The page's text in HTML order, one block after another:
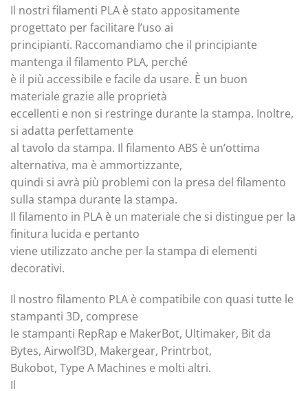
Il nostri filamenti PLA è stato appositamente
progettato per facilitare l’uso ai
principianti. Raccomandiamo che il principiante
mantenga il filamento PLA, perché
è il più accessibile e facile da usare. È un buon
materiale grazie alle proprietà
eccellenti e non si restringe durante la stampa. Inoltre,
si adatta perfettamente
al tavolo da stampa. Il filamento ABS è un’ottima
alternativa, ma è ammortizzante,
quindi si avrà più problemi con la presa del filamento
sulla stampa durante la stampa.
Il filamento in PLA è un materiale che si distingue per la
finitura lucida e pertanto
viene utilizzato anche per la stampa di elementi
decorativi.
Il nostro filamento PLA è compatibile con quasi tutte le
stampanti 3D, comprese
le stampanti RepRap e MakerBot, Ultimaker, Bit da
Bytes, Airwolf3D, Makergear, Printrbot,
Bukobot, Type A Machines e molti altri.
Il